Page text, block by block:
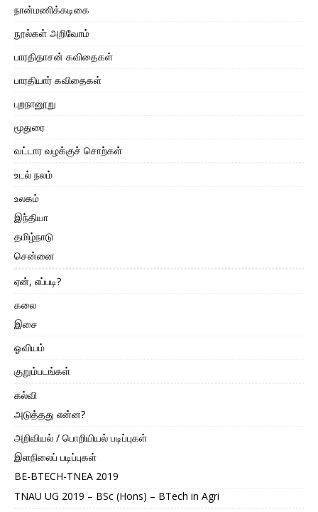
நான்மணிக்கடிகை
நூல்கள் அறிவோம்
பாரதிதாசன் கவிதைகள்
பாரதியார் கவிதைகள்
புறநானூறு
மூதுரை
வட்டார வழக்குச் சொற்கள்
உடல் நலம்
உலகம்
இந்தியா
தமிழ்நாடு
சென்னை
ஏன், எப்படி?
கலை
இசை
ஓவியம்
குறும்படங்கள்
கல்வி
அடுத்தது என்ன?
அறிவியல் / பொறியியல் படிப்புகள்
இளநிலைப் படிப்புகள்
BE-BTECH-TNEA 2019
TNAU UG 2019 – BSc (Hons) – BTech in Agri